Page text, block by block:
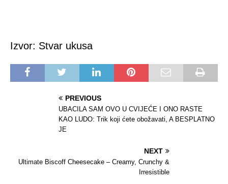
Izvor: Stvar ukusa
PREVIOUS
UBACILA SAM OVO U CVIJEĆE I ONO RASTE
KAO LUDO: Trik koji ćete obožavati, A BESPLATNO
JE
NEXT
Ultimate Biscoff Cheesecake – Creamy, Crunchy &
Irresistible